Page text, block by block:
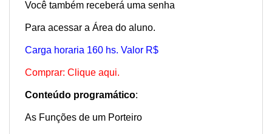
Você também receberá uma senha
Para acessar a Área do aluno.
Carga horaria 160 hs. Valor R$
Comprar: Clique aqui.
Conteúdo programático:
As Funções de um Porteiro